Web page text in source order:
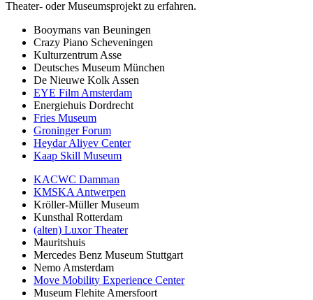
Theater- oder Museumsprojekt zu erfahren.
Booymans van Beuningen
Crazy Piano Scheveningen
Kulturzentrum Asse
Deutsches Museum München
De Nieuwe Kolk Assen
EYE Film Amsterdam
Energiehuis Dordrecht
Fries Museum
Groninger Forum
Heydar Aliyev Center
Kaap Skill Museum
KACWC Damman
KMSKA Antwerpen
Kröller-Müller Museum
Kunsthal Rotterdam
(alten) Luxor Theater
Mauritshuis
Mercedes Benz Museum Stuttgart
Nemo Amsterdam
Move Mobility Experience Center
Museum Flehite Amersfoort